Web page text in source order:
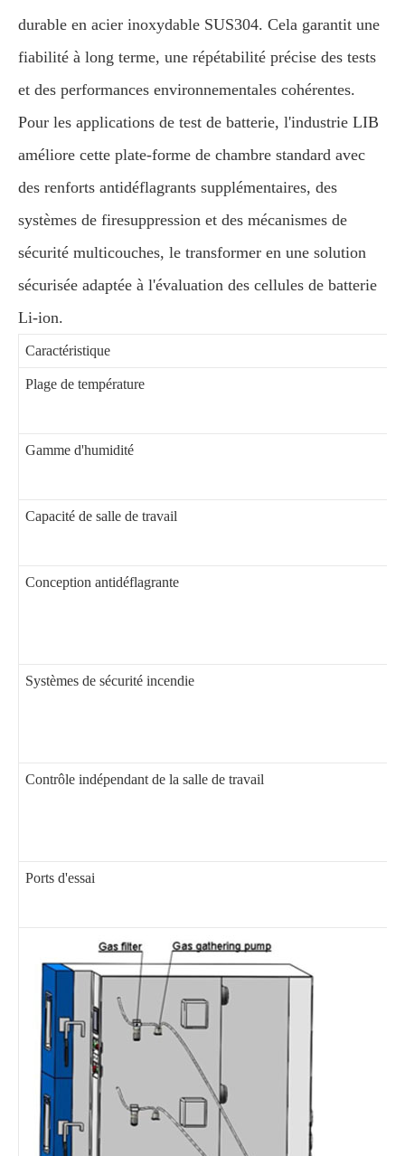
durable en acier inoxydable SUS304. Cela garantit une
fiabilité à long terme, une répétabilité précise des tests
et des performances environnementales cohérentes.
Pour les applications de test de batterie, l'industrie LIB
améliore cette plate-forme de chambre standard avec
des renforts antidéflagrants supplémentaires, des
systèmes de firesuppression et des mécanismes de
sécurité multicouches, le transformer en une solution
sécurisée adaptée à l'évaluation des cellules de batterie
Li-ion.
Caractéristique
Plage de température
Gamme d'humidité
Capacité de salle de travail
Conception antidéflagrante
Systèmes de sécurité incendie
Contrôle indépendant de la salle de travail
Ports d'essai